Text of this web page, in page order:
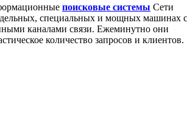
поисковые системы Сети
специальных и мощных машинах с
каналами связи. Ежеминутно они
количество запросов и клиентов.